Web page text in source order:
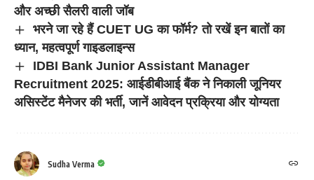
और अच्छी सैलरी वाली जॉब
भरने जा रहे हैं CUET UG का फॉर्म? तो रखें इन बातों का
ध्यान, महत्वपूर्ण गाइडलाइन्स
IDBI Bank Junior Assistant Manager
Recruitment 2025: आईडीबीआई बैंक ने निकाली जूनियर
असिस्टेंट मैनेजर की भर्ती, जानें आवेदन प्रक्रिया और योग्यता
Sudha Verma